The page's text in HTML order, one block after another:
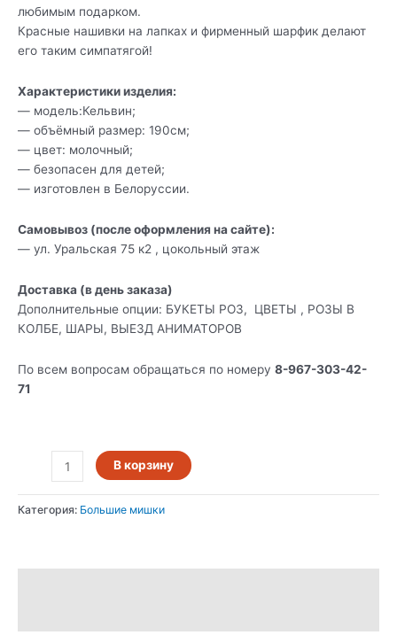
любимым подарком.
Красные нашивки на лапках и фирменный шарфик делают
его таким симпатягой!
Характеристики изделия:
— модель:Кельвин;
— объёмный размер: 190см;
— цвет: молочный;
— безопасен для детей;
— изготовлен в Белоруссии.
Самовывоз (после оформления на сайте):
— ул. Уральская 75 к2 , цокольный этаж
Доставка (в день заказа)
Дополнительные опции: БУКЕТЫ РОЗ, ЦВЕТЫ , РОЗЫ В
КОЛБЕ, ШАРЫ, ВЫЕЗД АНИМАТОРОВ
По всем вопросам обращаться по номеру 8-967-303-42-
71
В корзину
Категория: Большие мишки